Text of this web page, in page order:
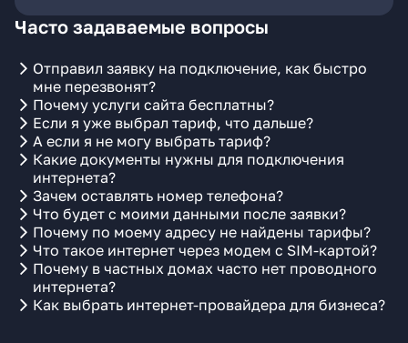
Часто задаваемые вопросы
Отправил заявку на подключение, как быстро
мне перезвонят?
Почему услуги сайта бесплатны?
Если я уже выбрал тариф, что дальше?
А если я не могу выбрать тариф?
Какие документы нужны для подключения
интернета?
Зачем оставлять номер телефона?
Что будет с моими данными после заявки?
Почему по моему адресу не найдены тарифы?
Что такое интернет через модем с SIM-картой?
Почему в частных домах часто нет проводного
интернета?
Как выбрать интернет-провайдера для бизнеса?